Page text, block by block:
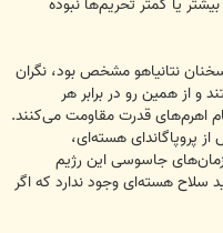
نتانیاهو مشخص بود، نگران
و از همین رو در برابر هر
اهرم‌های قدرت مقاومت می‌کنند.
پروپاگاندای هسته‌ای،
جاسوسی این رژیم
سلاح هسته‌ای وجود ندارد که اگر